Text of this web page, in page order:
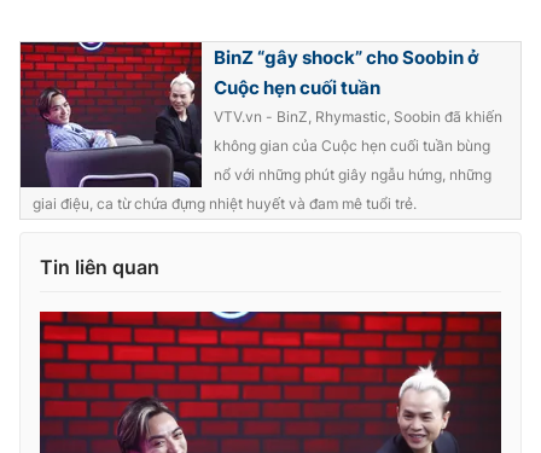
BinZ “gây shock” cho Soobin ở
Cuộc hẹn cuối tuần
VTV.vn - BinZ, Rhymastic, Soobin đã khiến
không gian của Cuộc hẹn cuối tuần bùng
nổ với những phút giây ngẫu hứng, những
giai điệu, ca từ chứa đựng nhiệt huyết và đam mê tuổi trẻ.
Tin liên quan